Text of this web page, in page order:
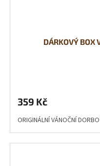
DÁRKOVÝ BOX
359 Kč
ORIGINÁLNÍ VÁNOČNÍ